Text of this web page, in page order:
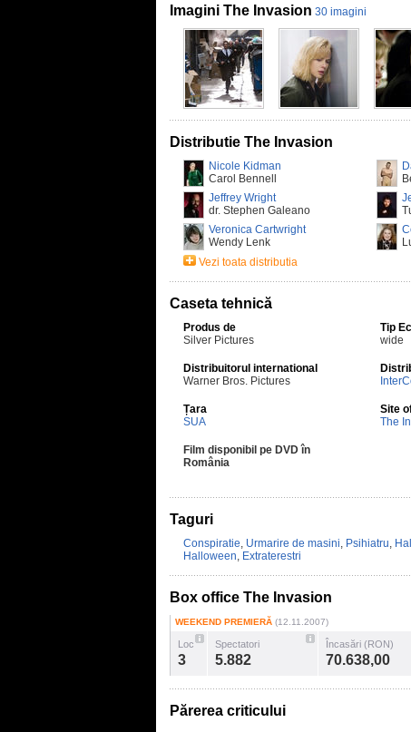
Imagini The Invasion 30 imagini
Distributie The Invasion
Nicole Kidman
Carol Bennell
Jeffrey Wright
dr. Stephen Galeano
Veronica Cartwright
Wendy Lenk
Vezi toata distributia
Caseta tehnică
Produs de
Silver Pictures
Tip
wide
Distribuitorul international
Warner Bros. Pictures
Țara
SUA
Site
The
Film disponibil pe DVD în
România
Taguri
Conspiratie, Urmarire de masini, Psihiatru,
Halloween, Extraterestri
Box office The Invasion
WEEKEND PREMIERĂ (12.11.2007)
Loc
3
Spectatori
5.882
Încasări (RON)
70.638,00
Părerea criticului